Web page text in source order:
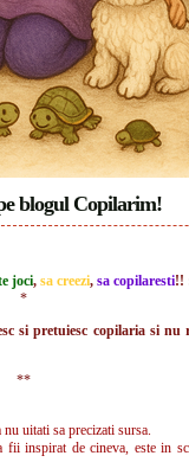
blogul Copilarim!
joci, sa creezi, sa copilaresti!!
*
si pretuiesc copilaria si
**
uitati sa precizati sursa.
inspirat de cineva, este in